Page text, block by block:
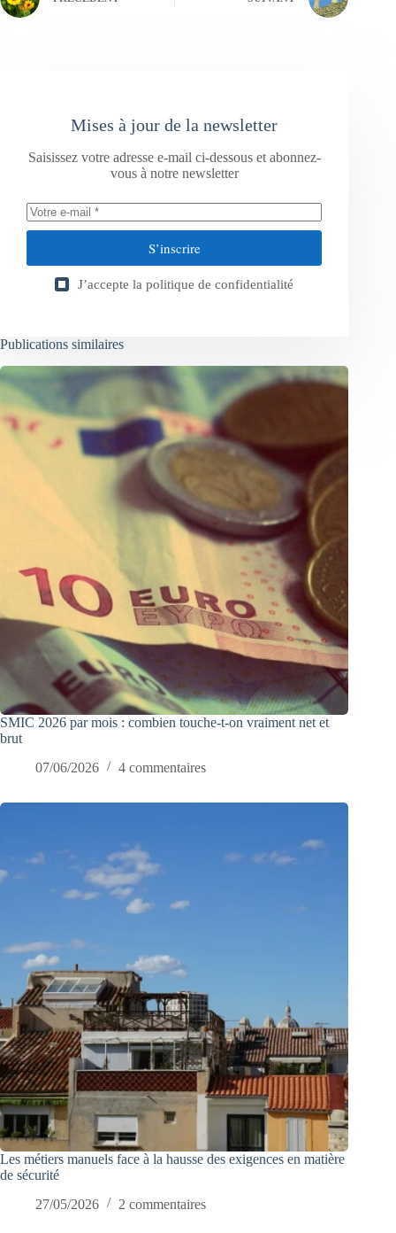
Mises à jour de la newsletter
Saisissez votre adresse e-mail ci-dessous et abonnez-
vous à notre newsletter
S’inscrire
J’accepte la politique de confidentialité
Publications similaires
SMIC 2026 par mois : combien touche-t-on vraiment net et
brut
07/06/2026
4 commentaires
Les métiers manuels face à la hausse des exigences en matière
de sécurité
27/05/2026
2 commentaires